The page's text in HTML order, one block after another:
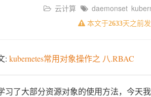
云计算 daemonset
本文于2633天之前
: kubernetes常用对象操作之 八.RBAC
习了大部分资源对象的使用方法，今天